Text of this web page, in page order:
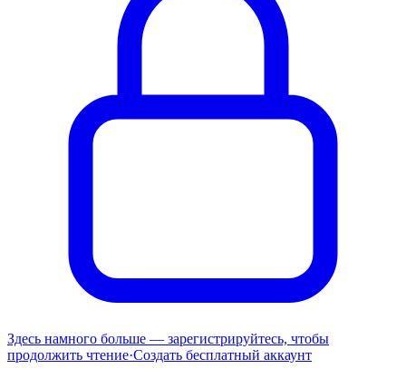
Здесь намного больше — зарегистрируйтесь, чтобы
продолжить чтение·Создать бесплатный аккаунт